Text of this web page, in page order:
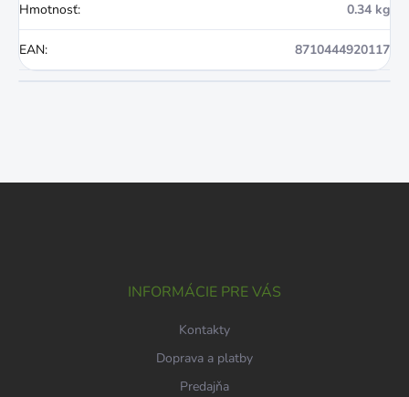
Hmotnosť: 0.34 kg
EAN: 8710444920117
INFORMÁCIE PRE VÁS
Kontakty
Doprava a platby
Predajňa